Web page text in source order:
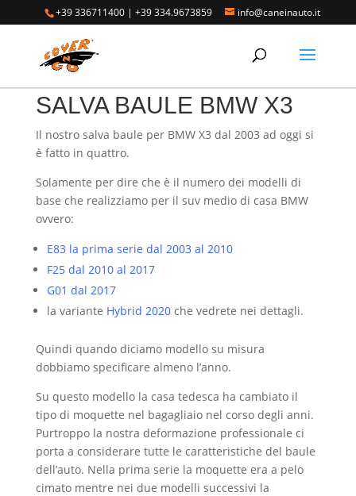
+39 336711400 |+39 334.9673859 info@caneinauto.it
Home/SALVA BAULE - Vasca Telo Copribaule
Auto/SALVA BAULE BMW
SALVA BAULE BMW X3
Il nostro salva baule per BMW X3 dal 2003 ad oggi si
è fatto in quattro.
Solamente per dire che è il numero dei modelli di
base che realizziamo per il suv medio di casa BMW
ovvero:
E83 la prima serie dal 2003 al 2010
F25 dal 2010 al 2017
G01 dal 2017
la variante Hybrid 2020che vedrete nei dettagli.
Quindi quando diciamo modello su misura
dobbiamo specificare almeno l’anno.
Su questo modello la casa tedesca ha cambiato il
tipo di moquette nel bagagliaio nel corso degli anni.
Purtroppo la nostra deformazione professionale ci
porta a considerare tutte le caratteristiche del baule
dell’auto. Nella prima serie la moquette era a pelo
cimato mentre nei due modelli successivi la